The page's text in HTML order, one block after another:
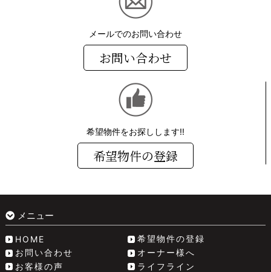
メールでのお問い合わせ
お問い合わせ
希望物件をお探しします!!
希望物件の登録
メニュー
HOME
希望物件の登録
お問い合わせ
オーナー様へ
お客様の声
ライフライン